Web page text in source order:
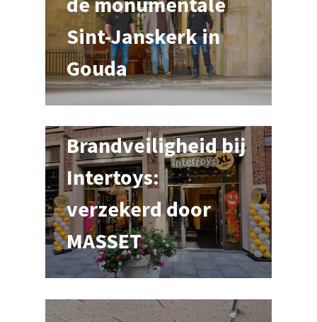
moeten brandblussers en brandmelders ten
minste jaarlijks worden geïnspecteerd.
Sint-Janskerk in
Gouda
Brandveiligheid bij
Intertoys:
verzekerd door
MASSET